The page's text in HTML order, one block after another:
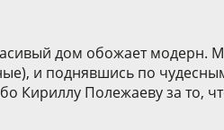
дом обожает модерн.
и поднявшись по
Кириллу Полежаеву за то,